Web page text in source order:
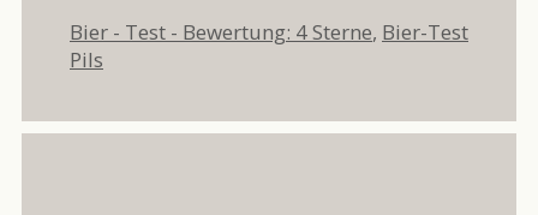
Kategorien
Bier - Test - Bewertung: 4 Sterne, Bier-Test
Schlagwörter
Pils